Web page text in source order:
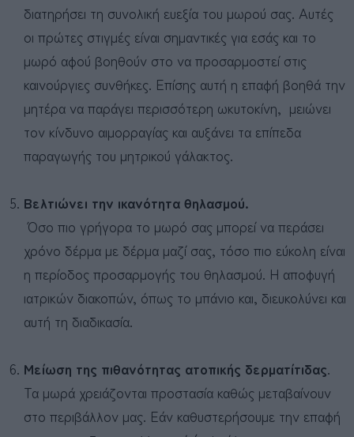
διατηρήσει τη συνολική ευεξία του μωρού σας. Αυτές
οι πρώτες στιγμές είναι σημαντικές για εσάς και το
μωρό αφού βοηθούν στο να προσαρμοστεί στις
καινούργιες συνθήκες. Επίσης αυτή η επαφή βοηθά την
μητέρα να παράγει περισσότερη ωκυτοκίνη, μειώνει
τον κίνδυνο αιμορραγίας και αυξάνει τα επίπεδα
παραγωγής του μητρικού γάλακτος.
Βελτιώνει την ικανότητα θηλασμού.
Όσο πιο γρήγορα το μωρό σας μπορεί να περάσει
χρόνο δέρμα με δέρμα μαζί σας, τόσο πιο εύκολη είναι
η περίοδος προσαρμογής του θηλασμού. Η αποφυγή
ιατρικών διακοπών, όπως το μπάνιο και, διευκολύνει και
αυτή τη διαδικασία.
Μείωση της πιθανότητας ατοπικής δερματίτιδας.
Τα μωρά χρειάζονται προστασία καθώς μεταβαίνουν
στο περιβάλλον μας. Εάν καθυστερήσουμε την επαφή